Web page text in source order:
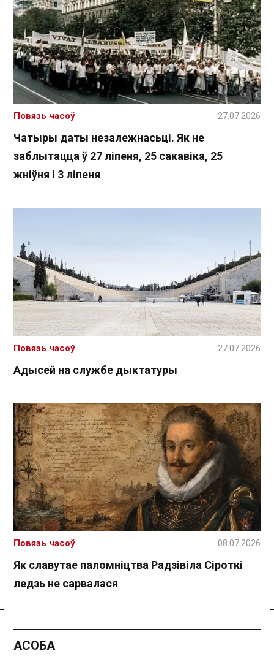
Чатыры даты незалежнасьці. Як не
заблытацца ў 27 ліпеня, 25 сакавіка, 25
жніўня і 3 ліпеня
Повязь часоў 27.07.2026
Адысей на службе дыктатуры
Повязь часоў 27.07.2026
Як славутае паломніцтва Радзівіла Сіроткі
ледзь не сарвалася
Повязь часоў 08.07.2026
АСОБА